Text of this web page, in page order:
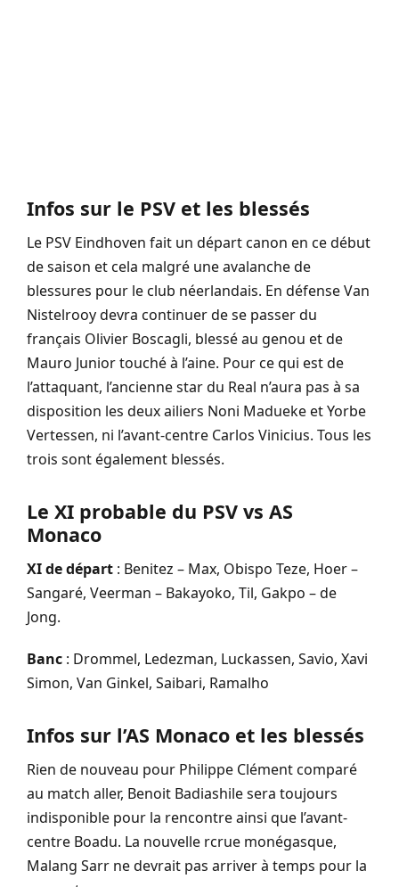
Infos sur le PSV et les blessés
Le PSV Eindhoven fait un départ canon en ce début
de saison et cela malgré une avalanche de
blessures pour le club néerlandais. En défense Van
Nistelrooy devra continuer de se passer du
français Olivier Boscagli, blessé au genou et de
Mauro Junior touché à l’aine. Pour ce qui est de
l’attaquant, l’ancienne star du Real n’aura pas à sa
disposition les deux ailiers Noni Madueke et Yorbe
Vertessen, ni l’avant-centre Carlos Vinicius. Tous les
trois sont également blessés.
Le XI probable du PSV vs AS
Monaco
XI de départ : Benitez – Max, Obispo Teze, Hoer –
Sangaré, Veerman – Bakayoko, Til, Gakpo – de
Jong.
Banc : Drommel, Ledezman, Luckassen, Savio, Xavi
Simon, Van Ginkel, Saibari, Ramalho
Infos sur l’AS Monaco et les blessés
Rien de nouveau pour Philippe Clément comparé
au match aller, Benoit Badiashile sera toujours
indisponible pour la rencontre ainsi que l’avant-
centre Boadu. La nouvelle rcrue monégasque,
Malang Sarr ne devrait pas arriver à temps pour la